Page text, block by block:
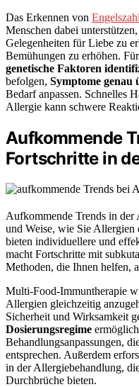
Das Erkennen von
Menschen dabei
Gelegenheiten für Liebe zu
Bemühungen zu erhöhen.
genetische Faktoren
befolgen, Symptome genau
Bedarf anpassen. Schnelles
Allergie kann schwere
Aufkommende
Fortschritte in
Aufkommende Trends in
und Weise, wie Sie Allergien
bieten individuellere und
macht Fortschritte mit
Methoden, die Ihnen helfen,
Multi-Food-Immuntherapie
Allergien gleichzeitig
Sicherheit und Wirksamkeit
Dosierungsregime
Behandlungsanpassungen,
entsprechen. Außerdem
in der Allergiebehandlung,
Durchbrüche bieten.